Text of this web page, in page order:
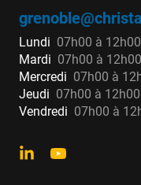
Lundi 07h00 à
Mardi 07h00 à
Mercredi 07h00 à
Jeudi 07h00 à
Vendredi 07h00 à